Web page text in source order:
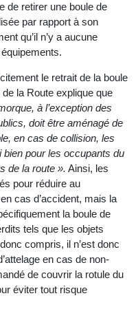
de retirer une boule de
par rapport à son
qu’il n’y a aucune
le retrait de la boule
de la Route explique que
à l’exception des
doit être aménagé de
en cas de collision, les
bien pour les occupants du
de la route ». Ainsi, les
pour réduire au
cas d’accident, mais la
la boule de
tels que les objets
compris, il n’est donc
en cas de non-
de couvrir la rotule du
éviter tout risque